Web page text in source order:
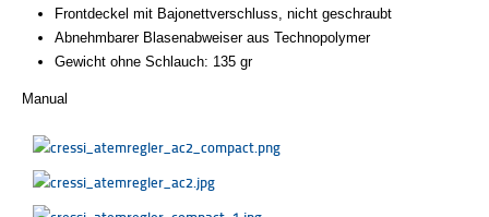
Frontdeckel mit Bajonettverschluss, nicht geschraubt
Abnehmbarer Blasenabweiser aus Technopolymer
Gewicht ohne Schlauch: 135 gr
Manual